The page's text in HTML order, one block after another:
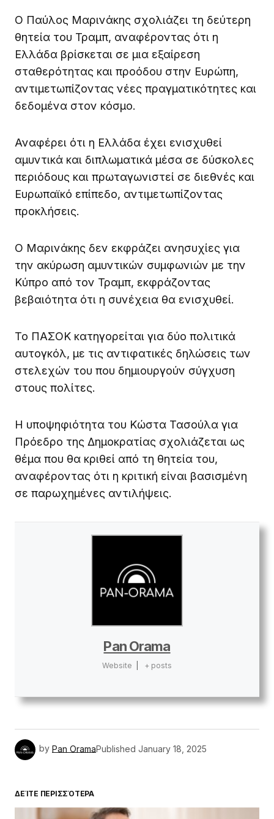
Ο Παύλος Μαρινάκης σχολιάζει τη δεύτερη
θητεία του Τραμπ, αναφέροντας ότι η
Ελλάδα βρίσκεται σε μια εξαίρεση
σταθερότητας και προόδου στην Ευρώπη,
αντιμετωπίζοντας νέες πραγματικότητες και
δεδομένα στον κόσμο.
Αναφέρει ότι η Ελλάδα έχει ενισχυθεί
αμυντικά και διπλωματικά μέσα σε δύσκολες
περιόδους και πρωταγωνιστεί σε διεθνές και
Ευρωπαϊκό επίπεδο, αντιμετωπίζοντας
προκλήσεις.
Ο Μαρινάκης δεν εκφράζει ανησυχίες για
την ακύρωση αμυντικών συμφωνιών με την
Κύπρο από τον Τραμπ, εκφράζοντας
βεβαιότητα ότι η συνέχεια θα ενισχυθεί.
Το ΠΑΣΟΚ κατηγορείται για δύο πολιτικά
αυτογκόλ, με τις αντιφατικές δηλώσεις των
στελεχών του που δημιουργούν σύγχυση
στους πολίτες.
Η υποψηφιότητα του Κώστα Τασούλα για
Πρόεδρο της Δημοκρατίας σχολιάζεται ως
θέμα που θα κριθεί από τη θητεία του,
αναφέροντας ότι η κριτική είναι βασισμένη
σε παρωχημένες αντιλήψεις.
Pan Orama
Website + posts
by Pan OramaPublished January 18, 2025
ΔΕΊΤΕ ΠΕΡΙΣΣΌΤΕΡΑ